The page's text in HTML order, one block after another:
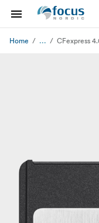
Home ... CFexpress